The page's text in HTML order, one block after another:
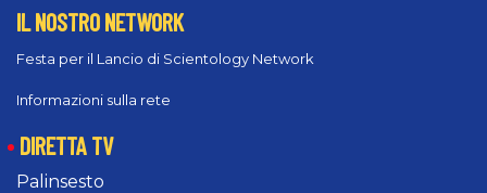
IL NOSTRO NETWORK
Festa per il Lancio di Scientology Network
Informazioni sulla rete
DIRETTA TV
Palinsesto